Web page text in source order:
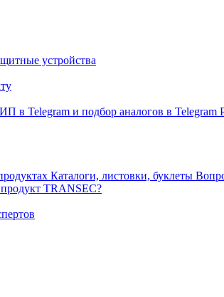
устройства
в Telegram и подбор аналогов в Telegram
Каталоги, листовки, буклеты
TRANSEC?